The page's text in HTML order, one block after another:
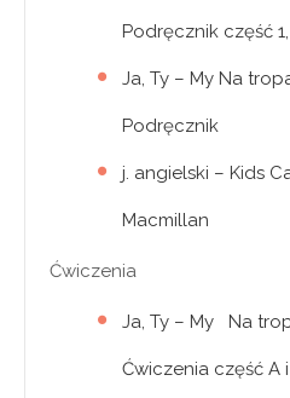
Podręcznik część
Ja, Ty – My Na
Podręcznik
j. angielski – Kids
Macmillan
Ćwiczenia
Ja, Ty – My Na
Ćwiczenia część A